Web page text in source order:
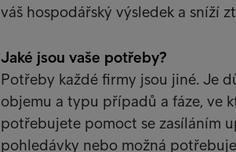
váš hospodářský výsledek a sníží
Jaké jsou vaše potřeby?
Potřeby každé firmy jsou jiné. Je
objemu a typu případů a fáze, ve
potřebujete pomoct se zasíláním
pohledávky nebo možná